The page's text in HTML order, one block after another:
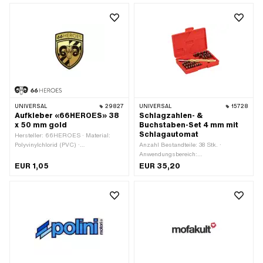
UNIVERSAL 29827
Aufkleber «66HEROES» 38
x 50 mm gold
Hersteller: 66HEROES · Material:
Polyvinylchlorid (PVC) ·
gold · Beschaffenheit Rückseite:
Klebstoff · Beständigkeit: UV-
EUR 1,05
UNIVERSAL 15728
Schlagzahlen- &
Buchstaben-Set 4 mm mit
Schlagautomat
Anzahl Bestandteile: 38 Stk. ·
Anwendungsbereich:
Werkstattzubehör
EUR 35,20